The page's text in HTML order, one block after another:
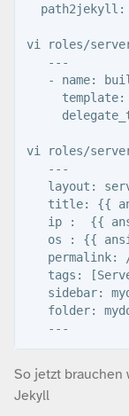
vi roles/
   ---
- name:
vi roles/
   ---
layout:
title: {{
ip :  {{
os : {{
permalink:
tags:
sidebar:
folder:
So jetzt
Jekyll